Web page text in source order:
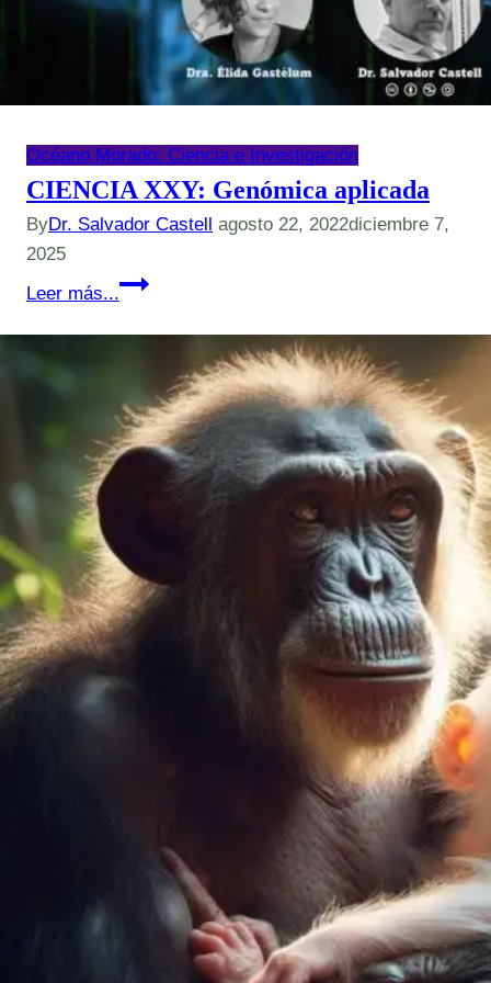
Océano Morado: Ciencia e Investigación
CIENCIA XXY: Genómica aplicada
ByDr. Salvador Castell agosto 22, 2022diciembre 7,
2025
Leer más...
CIENCIA
Genómica
aplicada